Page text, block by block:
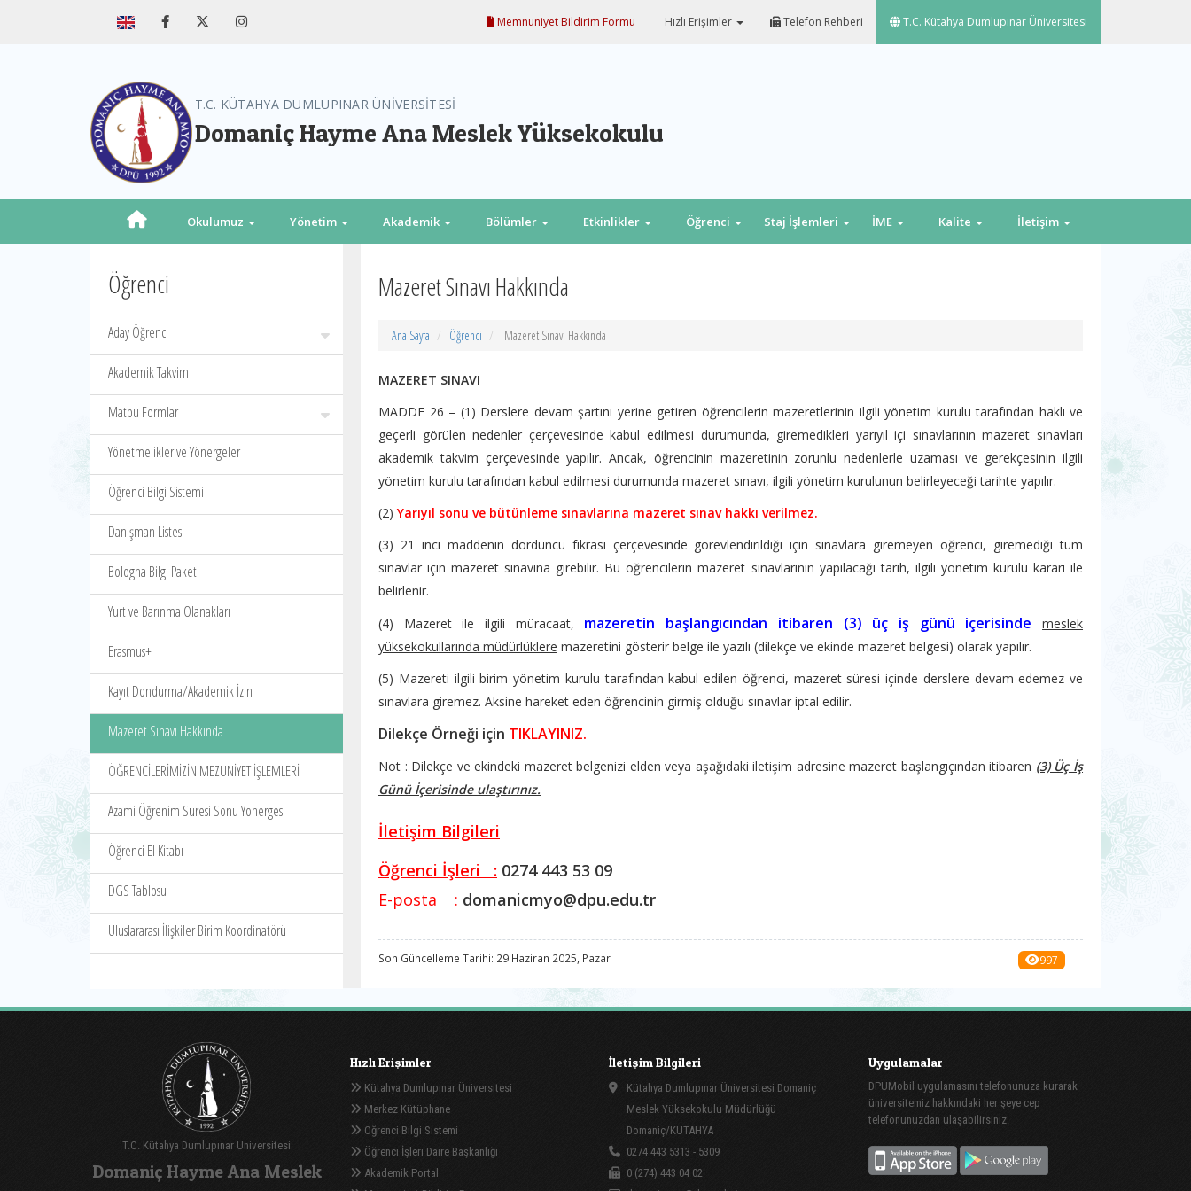
Memnuniyet Bildirim Formu Hızlı Erişimler Telefon Rehberi T.C. Kütahya Dumlupınar Üniversitesi
T.C. KÜTAHYA DUMLUPINAR ÜNİVERSİTESİ
Domaniç Hayme Ana Meslek Yüksekokulu
Okulumuz Yönetim Akademik Bölümler Etkinlikler Öğrenci Staj İşlemleri İME Kalite İletişim
Öğrenci
Aday Öğrenci
Akademik Takvim
Matbu Formlar
Yönetmelikler ve Yönergeler
Öğrenci Bilgi Sistemi
Danışman Listesi
Bologna Bilgi Paketi
Yurt ve Barınma Olanakları
Erasmus+
Kayıt Dondurma/Akademik İzin
Mazeret Sınavı Hakkında
ÖĞRENCİLERİMİZİN MEZUNİYET İŞLEMLERİ
Azami Öğrenim Süresi Sonu Yönergesi
Öğrenci El Kitabı
DGS Tablosu
Uluslararası İlişkiler Birim Koordinatörü
Mazeret Sınavı Hakkında
Ana Sayfa Öğrenci Mazeret Sınavı Hakkında
MAZERET SINAVI
MADDE 26 – (1) Derslere devam şartını yerine getiren öğrencilerin mazeretlerinin ilgili yönetim kurulu tarafından haklı ve
geçerli görülen nedenler çerçevesinde kabul edilmesi durumunda, giremedikleri yarıyıl içi sınavlarının mazeret sınavları
akademik takvim çerçevesinde yapılır. Ancak, öğrencinin mazeretinin zorunlu nedenlerle uzaması ve gerekçesinin ilgili
yönetim kurulu tarafından kabul edilmesi durumunda mazeret sınavı, ilgili yönetim kurulunun belirleyeceği tarihte yapılır.
(2)Yarıyıl sonu ve bütünleme sınavlarına mazeret sınav hakkı verilmez.
(3) 21 inci maddenin dördüncü fıkrası çerçevesinde görevlendirildiği için sınavlara giremeyen öğrenci, giremediği tüm
sınavlar için mazeret sınavına girebilir. Bu öğrencilerin mazeret sınavlarının yapılacağı tarih, ilgili yönetim kurulu kararı ile
belirlenir.
(4) Mazeret ile ilgili müracaat, mazeretin başlangıcından itibaren (3) üç iş günü içerisindemeslek
yüksekokullarında müdürlüklere mazeretini gösterir belge ile yazılı (dilekçe ve ekinde mazeret belgesi) olarak yapılır.
(5) Mazereti ilgili birim yönetim kurulu tarafından kabul edilen öğrenci, mazeret süresi içinde derslere devam edemez ve
sınavlara giremez. Aksine hareket eden öğrencinin girmiş olduğu sınavlar iptal edilir.
Dilekçe Örneği için TIKLAYINIZ.
Not : Dilekçe ve ekindeki mazeret belgenizi elden veya aşağıdaki iletişim adresine mazeret başlangıçından itibaren (3) Üç İş
Günü İçerisinde ulaştırınız.
İletişim Bilgileri
Öğrenci İşleri : 0274 443 53 09
E-posta : domanicmyo@dpu.edu.tr
Son Güncelleme Tarihi: 29 Haziran 2025, Pazar 997
T.C. Kütahya Dumlupınar Üniversitesi
Domaniç Hayme Ana Meslek
Hızlı Erişimler
Kütahya Dumlupınar Üniversitesi
Merkez Kütüphane
Öğrenci Bilgi Sistemi
Öğrenci İşleri Daire Başkanlığı
Akademik Portal
İletişim Bilgileri
Kütahya Dumlupınar Üniversitesi Domaniç
Meslek Yüksekokulu Müdürlüğü
Domaniç/KÜTAHYA
0274 443 5313 - 5309
0 (274) 443 04 02
Uygulamalar
DPUMobil uygulamasını telefonunuza kurarak
üniversitemiz hakkındaki her şeye cep
telefonunuzdan ulaşabilirsiniz.